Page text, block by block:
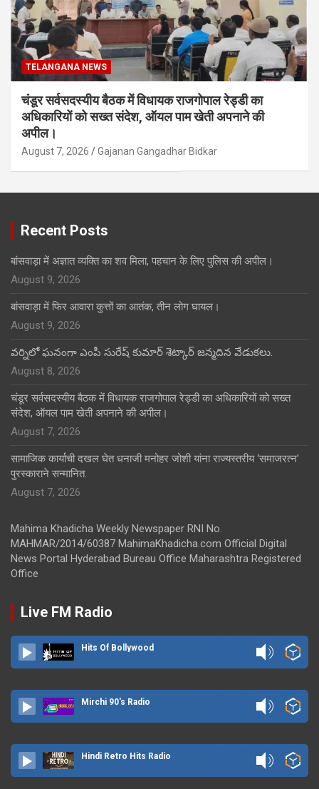
TELANGANA NEWS
चंडूर सर्वसदस्यीय बैठक में विधायक राजगोपाल रेड्डी का
अधिकारियों को सख्त संदेश, ऑयल पाम खेती अपनाने की
अपील।
August 7, 2026 Gajanan Gangadhar Bidkar
Recent Posts
बांसवाड़ा में अज्ञात व्यक्ति का शव मिला, पहचान के लिए पुलिस की अपील।
August 9, 2026
बांसवाड़ा में फिर आवारा कुत्तों का आतंक, तीन लोग घायल।
August 9, 2026
వర్నిలో ఘనంగా ఎంపీ సురేష్ కుమార్ శెట్కార్ జన్మదిన వేడుకలు.
August 8, 2026
चंडूर सर्वसदस्यीय बैठक में विधायक राजगोपाल रेड्डी का अधिकारियों को सख्त
संदेश, ऑयल पाम खेती अपनाने की अपील।
August 7, 2026
सामाजिक कार्याची दखल घेत धनाजी मनोहर जोशी यांना राज्यस्तरीय ‘समाजरत्न’
पुरस्काराने सन्मानित.
August 7, 2026
Mahima Khadicha Weekly Newspaper RNI No.
MAHMAR/2014/60387 MahimaKhadicha.com Official Digital
News Portal Hyderabad Bureau Office Maharashtra Registered
Office
Live FM Radio
Hits Of Bollywood
Mirchi 90's Radio
Hindi Retro Hits Radio